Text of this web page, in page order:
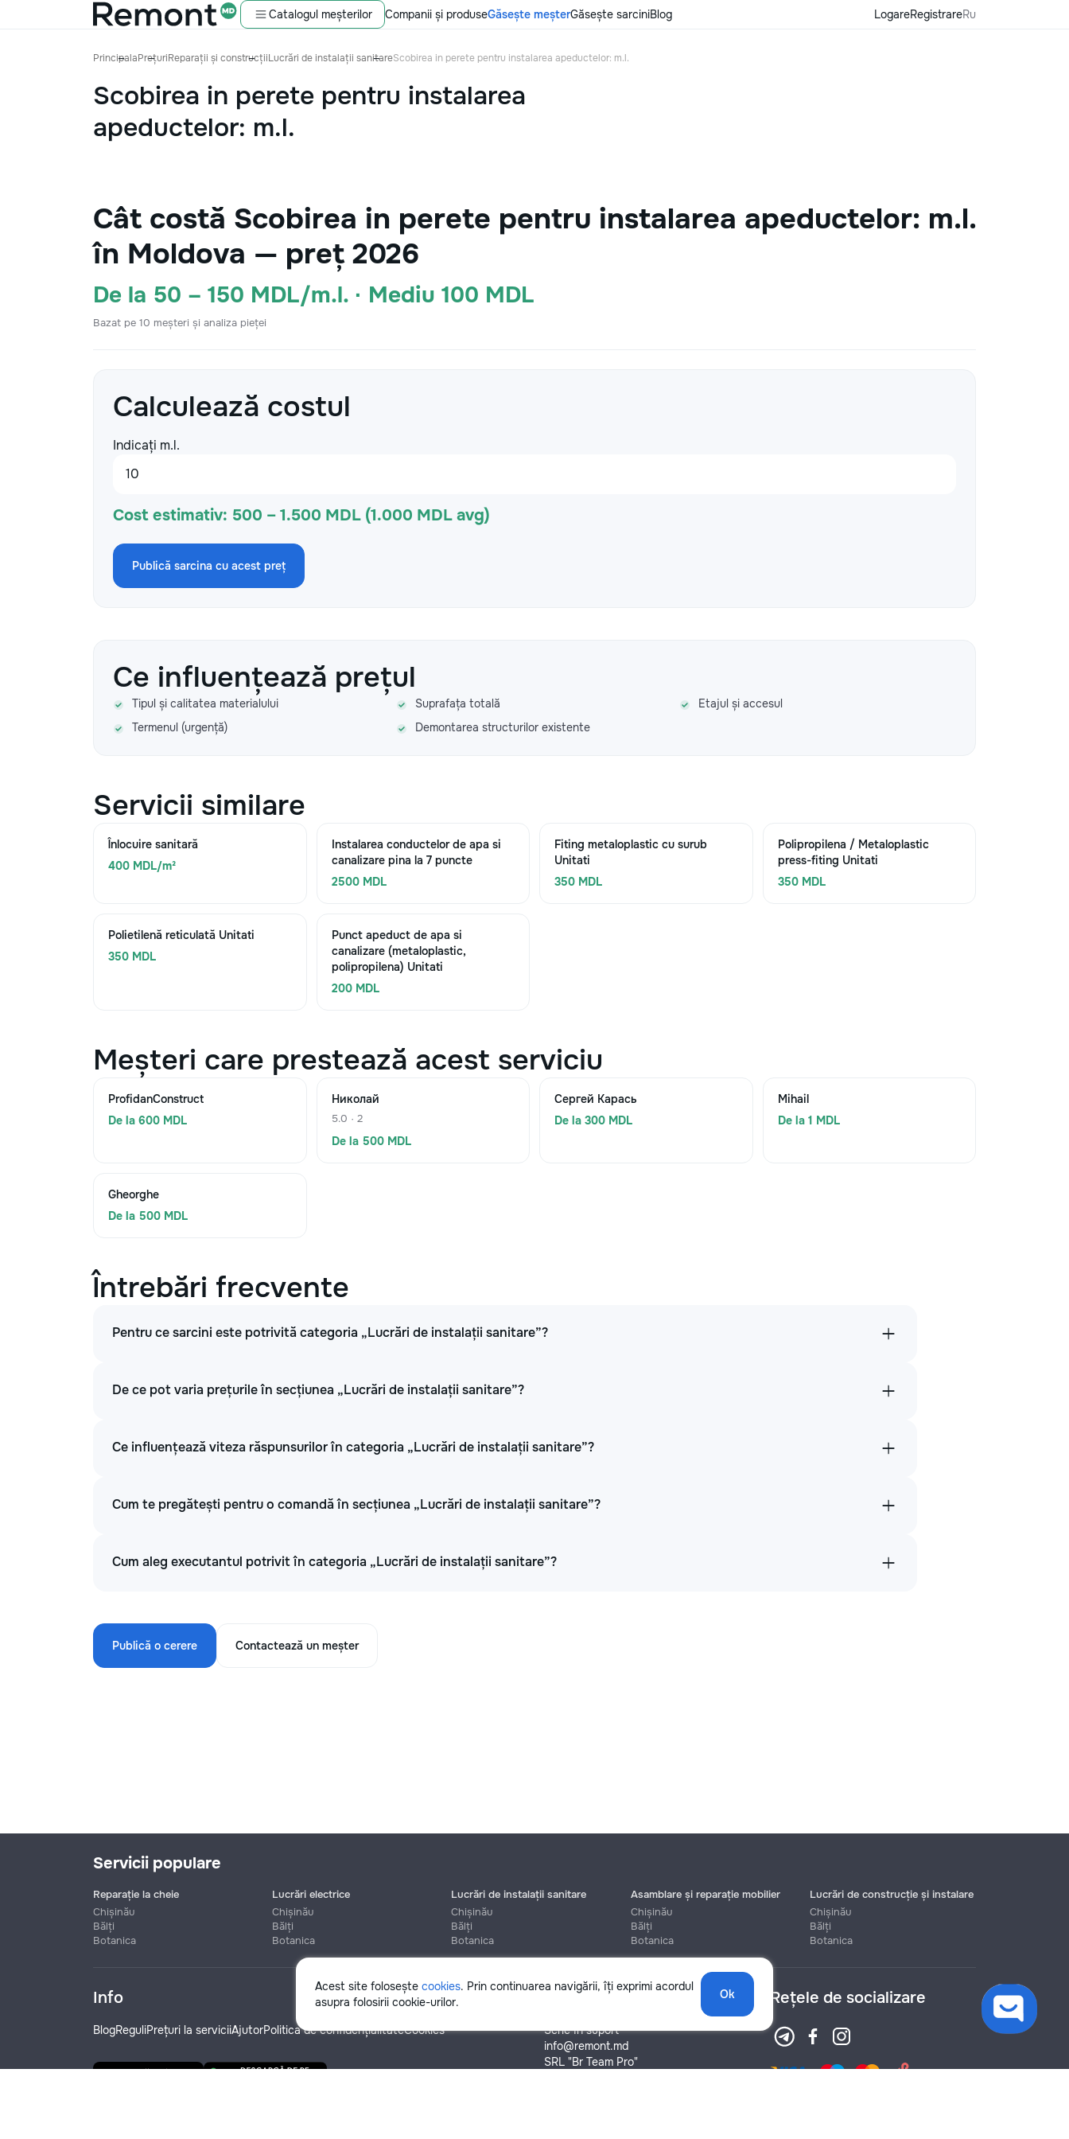
Catalogul meșterilor Companii și produseGăsește meșterGăsește sarciniBlog LogareRegistrareRu
PrincipalaPrețuriReparații și construcțiiLucrări de instalații sanitareScobirea in perete pentru instalarea apeductelor: m.l.
Scobirea in perete pentru instalarea
apeductelor: m.l.
Cât costă Scobirea in perete pentru instalarea apeductelor: m.l.
în Moldova — preț 2026
De la 50 – 150 MDL/m.l. · Mediu 100 MDL
Bazat pe 10 meșteri și analiza pieței
Calculează costul
Indicați m.l.
Cost estimativ: 500 – 1.500 MDL (1.000 MDL avg)
Publică sarcina cu acest preț
Ce influențează prețul
Tipul și calitatea materialului Suprafața totală
Etajul și accesul
Termenul (urgență)
Demontarea structurilor existente
Servicii similare
Înlocuire sanitară
400 MDL/m²
Instalarea conductelor de apa si
canalizare pina la 7 puncte
2500 MDL
Fiting metaloplastic cu surub
Unitati
350 MDL
Polipropilena / Metaloplastic
press-fiting Unitati
350 MDL
Polietilenă reticulată Unitati
350 MDL
Punct apeduct de apa si
canalizare (metaloplastic,
polipropilena) Unitati
200 MDL
Meșteri care prestează acest serviciu
ProfidanConstruct
De la 600 MDL
Николай
5.0 · 2
De la 500 MDL
Сергей Карась
De la 300 MDL
Mihail
De la 1 MDL
Gheorghe
De la 500 MDL
Întrebări frecvente
Pentru ce sarcini este potrivită categoria „Lucrări de instalații sanitare”?
De ce pot varia prețurile în secțiunea „Lucrări de instalații sanitare”?
Ce influențează viteza răspunsurilor în categoria „Lucrări de instalații sanitare”?
Cum te pregătești pentru o comandă în secțiunea „Lucrări de instalații sanitare”?
Cum aleg executantul potrivit în categoria „Lucrări de instalații sanitare”?
Publică o cerere Contactează un meșter
Acest site folosește cookies. Prin continuarea navigării, îți exprimi acordul
asupra folosirii cookie-urilor.
Ok
Servicii populare
Reparație la cheie
Chișinău
Bălți
Botanica
Lucrări electrice
Chișinău
Bălți
Botanica
Lucrări de instalații sanitare
Chișinău
Bălți
Botanica
Asamblare și reparație mobilier
Chișinău
Bălți
Botanica
Lucrări de construcție și instalare
Chișinău
Bălți
Botanica
Info
BlogReguliPrețuri la serviciiAjutorPolitica de confidențialitateCookies
Ajutor
Scrie în suport
info@remont.md
SRL "Br Team Pro"
Rețele de socializare